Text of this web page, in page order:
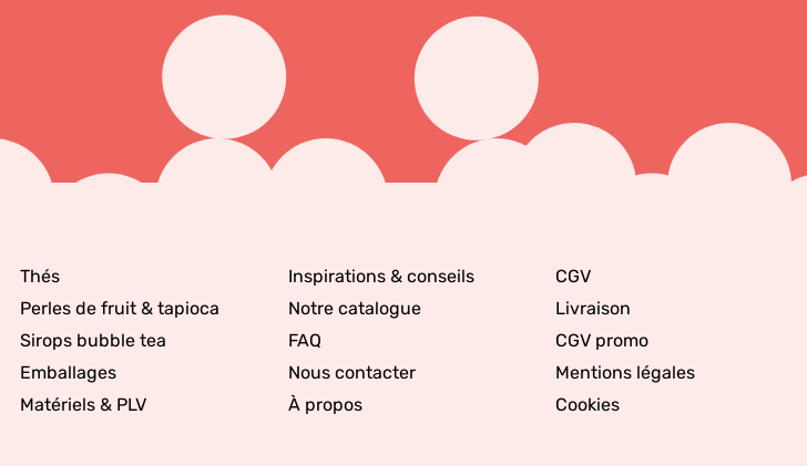
Thés
Perles de fruit & tapioca
Sirops bubble tea
Emballages
Matériels & PLV
Inspirations & conseils
Notre catalogue
FAQ
Nous contacter
À propos
CGV
Livraison
CGV promo
Mentions légales
Cookies